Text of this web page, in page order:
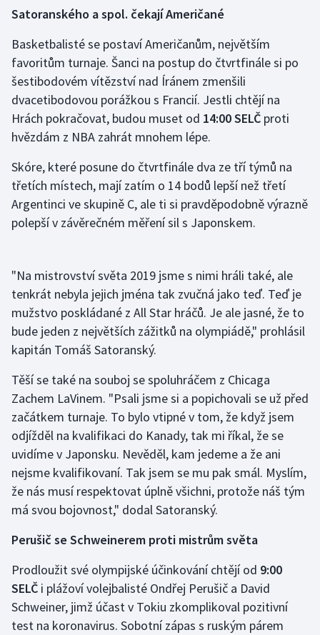
Stolní tenis
Triatlon
Veslování
Vodní slalom
Volejbal
Ostatní
Satoranského a spol. čekají Američané
Basketbalisté se postaví Američanům, největším
favoritům turnaje. Šanci na postup do čtvrtfinále si po
šestibodovém vítězství nad Íránem zmenšili
dvacetibodovou porážkou s Francií. Jestli chtějí na
Hrách pokračovat, budou muset od 14:00 SELČ proti
hvězdám z NBA zahrát mnohem lépe.
Skóre, které posune do čtvrtfinále dva ze tří týmů na
třetích místech, mají zatím o 14 bodů lepší než třetí
Argentinci ve skupině C, ale ti si pravděpodobně výrazně
polepší v závěrečném měření sil s Japonskem.
"Na mistrovství světa 2019 jsme s nimi hráli také, ale
tenkrát nebyla jejich jména tak zvučná jako teď. Teď je
mužstvo poskládané z All Star hráčů. Je ale jasné, že to
bude jeden z největších zážitků na olympiádě," prohlásil
kapitán Tomáš Satoranský.
Těší se také na souboj se spoluhráčem z Chicaga
Zachem LaVinem. "Psali jsme si a popichovali se už před
začátkem turnaje. To bylo vtipné v tom, že když jsem
odjížděl na kvalifikaci do Kanady, tak mi říkal, že se
uvidíme v Japonsku. Nevěděl, kam jedeme a že ani
nejsme kvalifikovaní. Tak jsem se mu pak smál. Myslím,
že nás musí respektovat úplně všichni, protože náš tým
má svou bojovnost," dodal Satoranský.
Perušič se Schweinerem proti mistrům světa
Prodloužit své olympijské účinkování chtějí od 9:00
SELČ i plážoví volejbalisté Ondřej Perušič a David
Schweiner, jimž účast v Tokiu zkomplikoval pozitivní
test na koronavirus. Sobotní zápas s ruským párem